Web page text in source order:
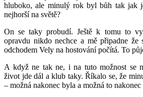
hluboko, ale minulý rok byl bůh tak jak
nejhorší na světě?
On se taky probudí. Ještě k tomu to
opravdu nikdo nechce a mě připadne že
odchodem Vely na hostování počítá. To
A když ne tak ne, i na tuto možnost se
život jde dál a klub taky. Říkalo se, že
– možná nakonec byla a možná to